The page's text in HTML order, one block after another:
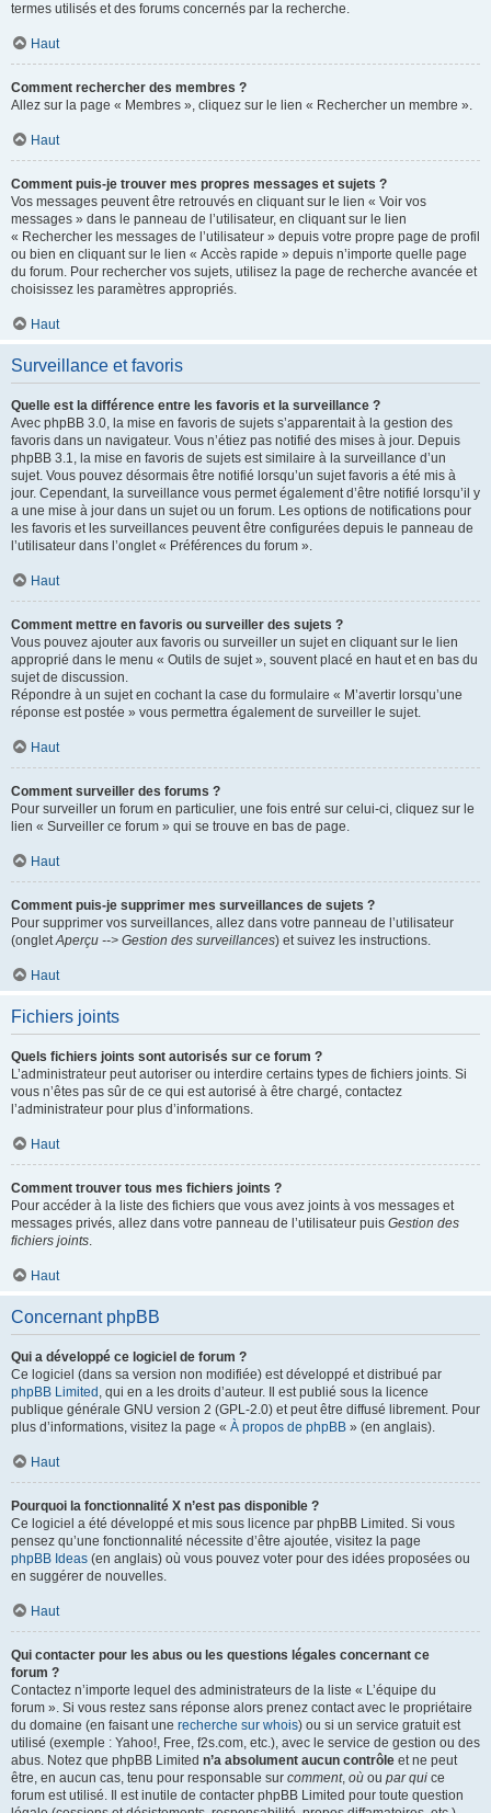
termes utilisés et des forums concernés par la recherche.
Haut
Comment rechercher des membres ?
Allez sur la page « Membres », cliquez sur le lien « Rechercher un membre ».
Haut
Comment puis-je trouver mes propres messages et sujets ?
Vos messages peuvent être retrouvés en cliquant sur le lien « Voir vos
messages » dans le panneau de l’utilisateur, en cliquant sur le lien
« Rechercher les messages de l’utilisateur » depuis votre propre page de profil
ou bien en cliquant sur le lien « Accès rapide » depuis n’importe quelle page
du forum. Pour rechercher vos sujets, utilisez la page de recherche avancée et
choisissez les paramètres appropriés.
Haut
Surveillance et favoris
Quelle est la différence entre les favoris et la surveillance ?
Avec phpBB 3.0, la mise en favoris de sujets s’apparentait à la gestion des
favoris dans un navigateur. Vous n’étiez pas notifié des mises à jour. Depuis
phpBB 3.1, la mise en favoris de sujets est similaire à la surveillance d’un
sujet. Vous pouvez désormais être notifié lorsqu’un sujet favoris a été mis à
jour. Cependant, la surveillance vous permet également d’être notifié lorsqu’il y
a une mise à jour dans un sujet ou un forum. Les options de notifications pour
les favoris et les surveillances peuvent être configurées depuis le panneau de
l’utilisateur dans l’onglet « Préférences du forum ».
Haut
Comment mettre en favoris ou surveiller des sujets ?
Vous pouvez ajouter aux favoris ou surveiller un sujet en cliquant sur le lien
approprié dans le menu « Outils de sujet », souvent placé en haut et en bas du
sujet de discussion.
Répondre à un sujet en cochant la case du formulaire « M’avertir lorsqu’une
réponse est postée » vous permettra également de surveiller le sujet.
Haut
Comment surveiller des forums ?
Pour surveiller un forum en particulier, une fois entré sur celui-ci, cliquez sur le
lien « Surveiller ce forum » qui se trouve en bas de page.
Haut
Comment puis-je supprimer mes surveillances de sujets ?
Pour supprimer vos surveillances, allez dans votre panneau de l’utilisateur
(ongletAperçu --> Gestion des surveillances) et suivez les instructions.
Haut
Fichiers joints
Quels fichiers joints sont autorisés sur ce forum ?
L’administrateur peut autoriser ou interdire certains types de fichiers joints. Si
vous n’êtes pas sûr de ce qui est autorisé à être chargé, contactez
l’administrateur pour plus d’informations.
Haut
Comment trouver tous mes fichiers joints ?
Pour accéder à la liste des fichiers que vous avez joints à vos messages et
messages privés, allez dans votre panneau de l’utilisateur puis Gestion des
fichiers joints.
Haut
Concernant phpBB
Qui a développé ce logiciel de forum ?
Ce logiciel (dans sa version non modifiée) est développé et distribué par
phpBB Limited , qui en a les droits d’auteur. Il est publié sous la licence
publique générale GNU version 2 (GPL-2.0) et peut être diffusé librement. Pour
plus d’informations, visitez la page « À propos de phpBB » (en anglais).
Haut
Pourquoi la fonctionnalité X n’est pas disponible ?
Ce logiciel a été développé et mis sous licence par phpBB Limited. Si vous
pensez qu’une fonctionnalité nécessite d’être ajoutée, visitez la page
phpBB Ideas (en anglais) où vous pouvez voter pour des idées proposées ou
en suggérer de nouvelles.
Haut
Qui contacter pour les abus ou les questions légales concernant ce
forum ?
Contactez n’importe lequel des administrateurs de la liste « L’équipe du
forum ». Si vous restez sans réponse alors prenez contact avec le propriétaire
du domaine (en faisant une recherche sur whois) ou si un service gratuit est
utilisé (exemple : Yahoo!, Free, f2s.com, etc.), avec le service de gestion ou des
abus. Notez que phpBB Limited n’a absolument aucun contrôle et ne peut
être, en aucun cas, tenu pour responsable sur comment, où ou par qui ce
forum est utilisé. Il est inutile de contacter phpBB Limited pour toute question